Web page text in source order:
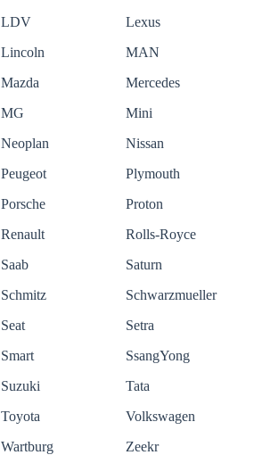
LDV
Lexus
Lincoln
MAN
Mazda
Mercedes
MG
Mini
Neoplan
Nissan
Peugeot
Plymouth
Porsche
Proton
Renault
Rolls-Royce
Saab
Saturn
Schmitz
Schwarzmueller
Seat
Setra
Smart
SsangYong
Suzuki
Tata
Toyota
Volkswagen
Wartburg
Zeekr